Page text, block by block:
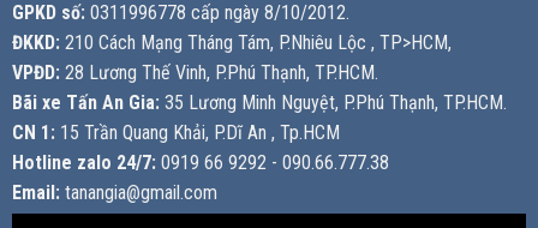
GPKD số: 0311996778 cấp ngày 8/10/2012.
ĐKKD: 210 Cách Mạng Tháng Tám, P.Nhiêu Lộc , TP>HCM,
VPĐD: 28 Lương Thế Vinh, P.Phú Thạnh, TP.HCM.
Bãi xe Tấn An Gia: 35 Lương Minh Nguyệt, P.Phú Thạnh, TP.HCM.
CN 1: 15 Trần Quang Khải, P.Dĩ An , Tp.HCM
Hotline zalo 24/7: 0919 66 9292 - 090.66.777.38
Email: tanangia@gmail.com